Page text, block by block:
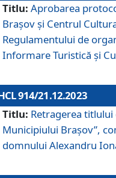
Titlu: Aprobarea
Brașov și Centrul
Regulamentului de
Informare Turistică și
914/21.12.2023
Titlu: Retragerea titlului
Municipiului Brașov”,
domnului Alexandru